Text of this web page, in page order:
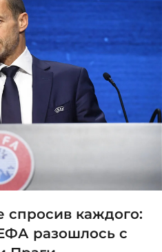
спросив каждого:
разошлось с